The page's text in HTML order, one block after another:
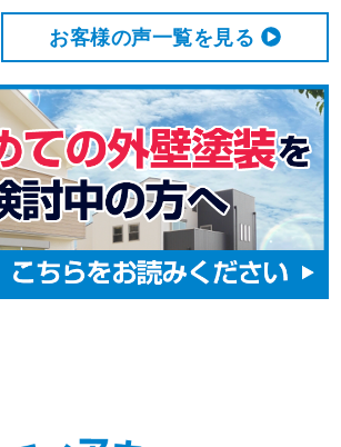
お客様の声⼀覧を⾒る